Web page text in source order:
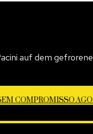
COMPROMISSO